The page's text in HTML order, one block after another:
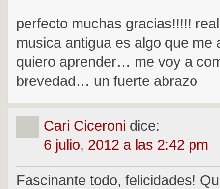
perfecto muchas gracias!!!!!
musica antigua es algo que me
quiero aprender… me voy a
brevedad… un fuerte abrazo
Cari Ciceroni dice:
6 julio, 2012 a las 2:42 pm
Fascinante todo, felicidades!